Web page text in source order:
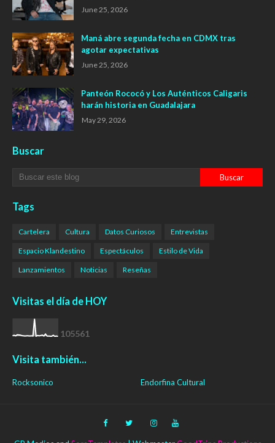
June 25, 2026
Maná abre segunda fecha en CDMX tras
agotar expectativas
June 25, 2026
Panteón Rococó y Los Auténticos Caligaris
harán historia en Guadalajara
May 29, 2026
Buscar
Tags
Cartelera Cultura Datos Curiosos Entrevistas
Espacio Klandestino Espectáculos Estilo de Vida
Lanzamientos Noticias Reseñas
Visitas el día de HOY
105561
Visita también...
Rocksonico Endorfina Cultural